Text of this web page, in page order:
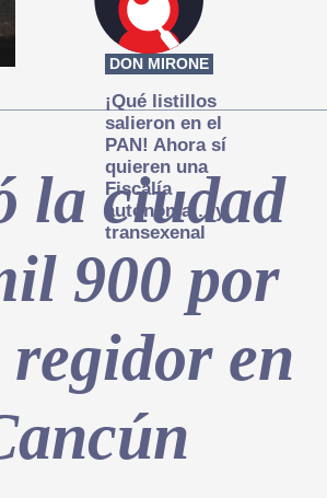
DON MIRONE
¡Qué listillos
salieron en el
PAN! Ahora sí
quieren una
Fiscalía
autónoma… y
transexenal
la ciudad
900 por
regidor en